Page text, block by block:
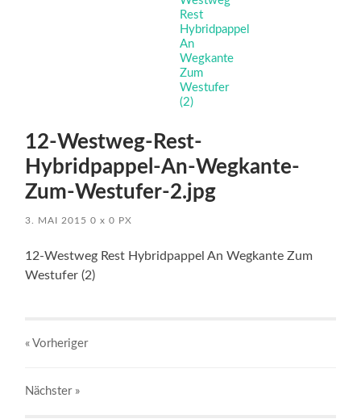
12-Westweg-Rest-
Hybridpappel-An-Wegkante-
Zum-Westufer-2.jpg
3. MAI 2015 0x 0 PX
12-Westweg Rest Hybridpappel An Wegkante Zum
Westufer (2)
« Vorheriger
Nächster »